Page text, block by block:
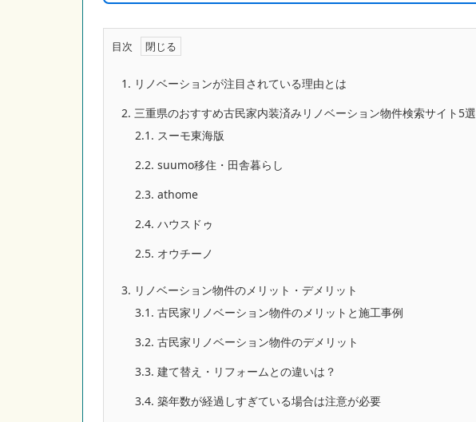
目次
1. リノベーションが注目されている理由とは
2. 三重県のおすすめ古民家内装済みリノベーション物件検索サイト5選
2.1. スーモ東海版
2.2. suumo移住・田舎暮らし
2.3. athome
2.4. ハウスドゥ
2.5. オウチーノ
3. リノベーション物件のメリット・デメリット
3.1. 古民家リノベーション物件のメリットと施工事例
3.2. 古民家リノベーション物件のデメリット
3.3. 建て替え・リフォームとの違いは？
3.4. 築年数が経過しすぎている場合は注意が必要